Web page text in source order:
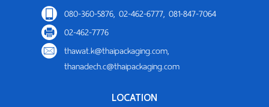
080-360-5876, 02-462-6777, 081-847-7064
02-462-7776
thawat.k@thaipackaging.com,
thanadech.c@thaipackaging.com
LOCATION